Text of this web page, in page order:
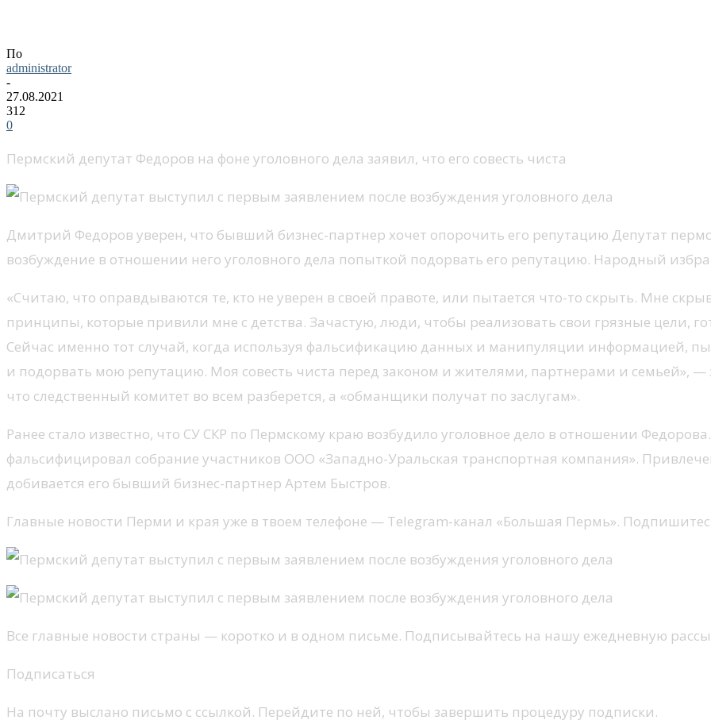
По
administrator
-
27.08.2021
312
0
Пермский депутат Федоров на фоне уголовного дела заявил, что его совесть чиста
Дмитрий Федоров уверен, что бывший бизнес-партнер хочет опорочить его репутацию Депутат
возбуждение в отношении него уголовного дела попыткой подорвать его репутацию. Народный
«Считаю, что оправдываются те, кто не уверен в своей правоте, или пытается что-то скрыть. Мне
принципы, которые привили мне с детства. Зачастую, люди, чтобы реализовать свои грязные цели,
Сейчас именно тот случай, когда используя фальсификацию данных и манипуляции информацией,
и подорвать мою репутацию. Моя совесть чиста перед законом и жителями, партнерами и семьей»,
что следственный комитет во всем разберется, а «обманщики получат по заслугам».
Ранее стало известно, что СУ СКР по Пермскому краю возбудило уголовное дело в отношении
фальсифицировал собрание участников ООО «Западно-Уральская транспортная компания».
добивается его бывший бизнес-партнер Артем Быстров.
Главные новости Перми и края уже в твоем телефоне — Telegram-канал «Большая Пермь».
Все главные новости страны — коротко и в одном письме. Подписывайтесь на нашу ежедневную
Подписаться
На почту выслано письмо с ссылкой. Перейдите по ней, чтобы завершить процедуру подписки.